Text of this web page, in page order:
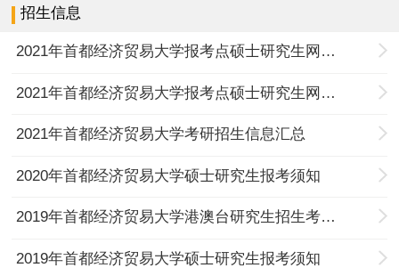
招生信息
2021年首都经济贸易大学报考点硕士研究生网报公告（二）
2021年首都经济贸易大学报考点硕士研究生网报公告（一）
2021年首都经济贸易大学考研招生信息汇总
2020年首都经济贸易大学硕士研究生报考须知
2019年首都经济贸易大学港澳台研究生招生考试报名注意事项
2019年首都经济贸易大学硕士研究生报考须知